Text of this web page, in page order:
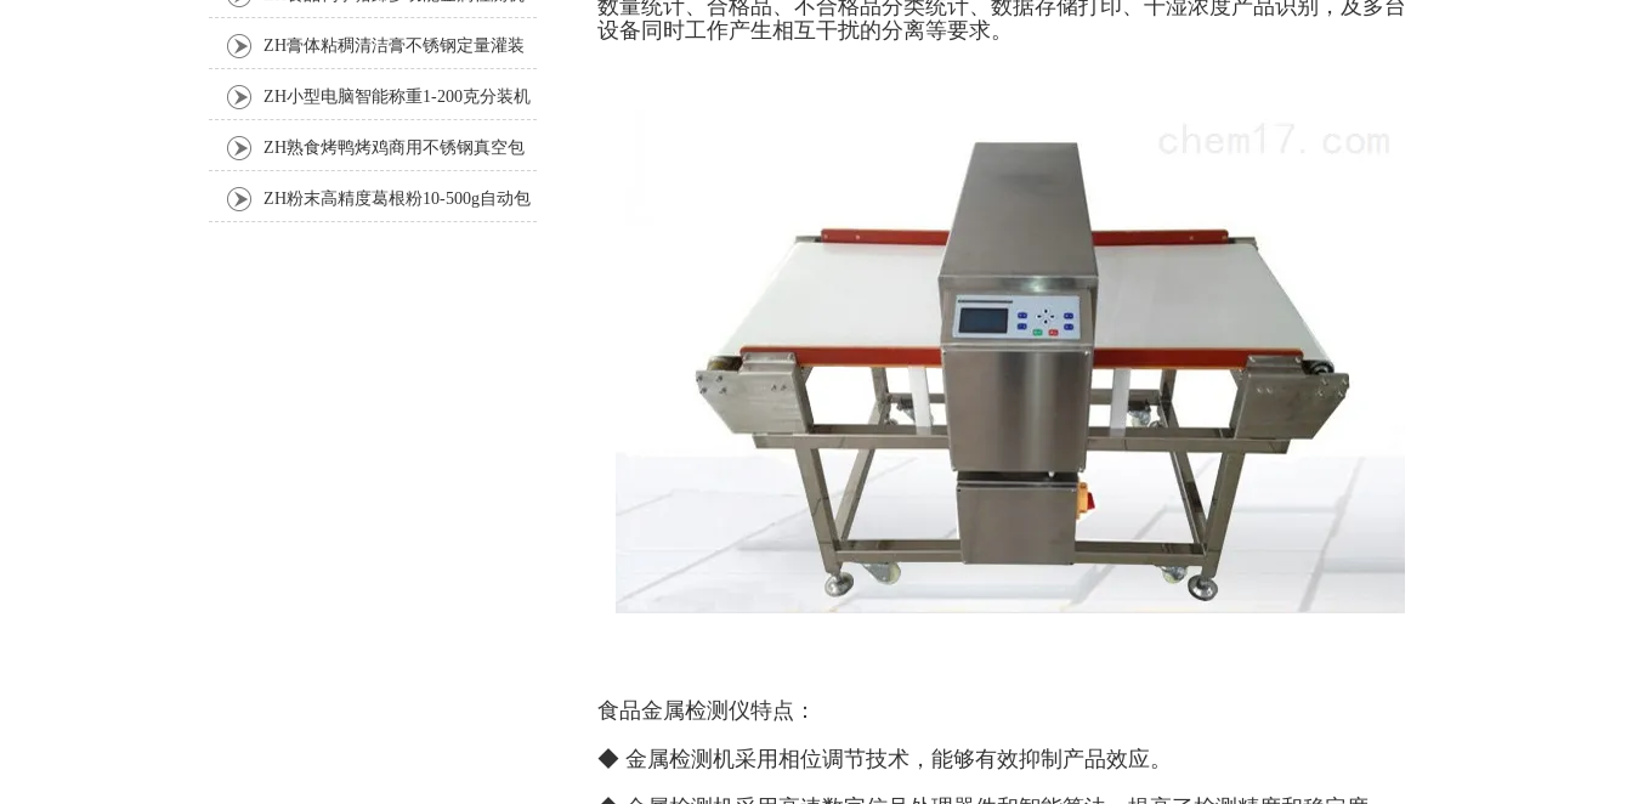
数量统计、合格品、不合格品分类统计、数据存储打印、干湿浓度产品识别，及多台
设备同时工作产生相互干扰的分离等要求。
食品金属检测仪特点：
◆ 金属检测机采用相位调节技术，能够有效抑制产品效应。
ZH膏体粘稠清洁膏不锈钢定量灌装
机厂家 ZH小型电脑智能称重1-200克分装机
ZH熟食烤鸭烤鸡商用不锈钢真空包
装机 ZH粉末高精度葛根粉10-500g自动包